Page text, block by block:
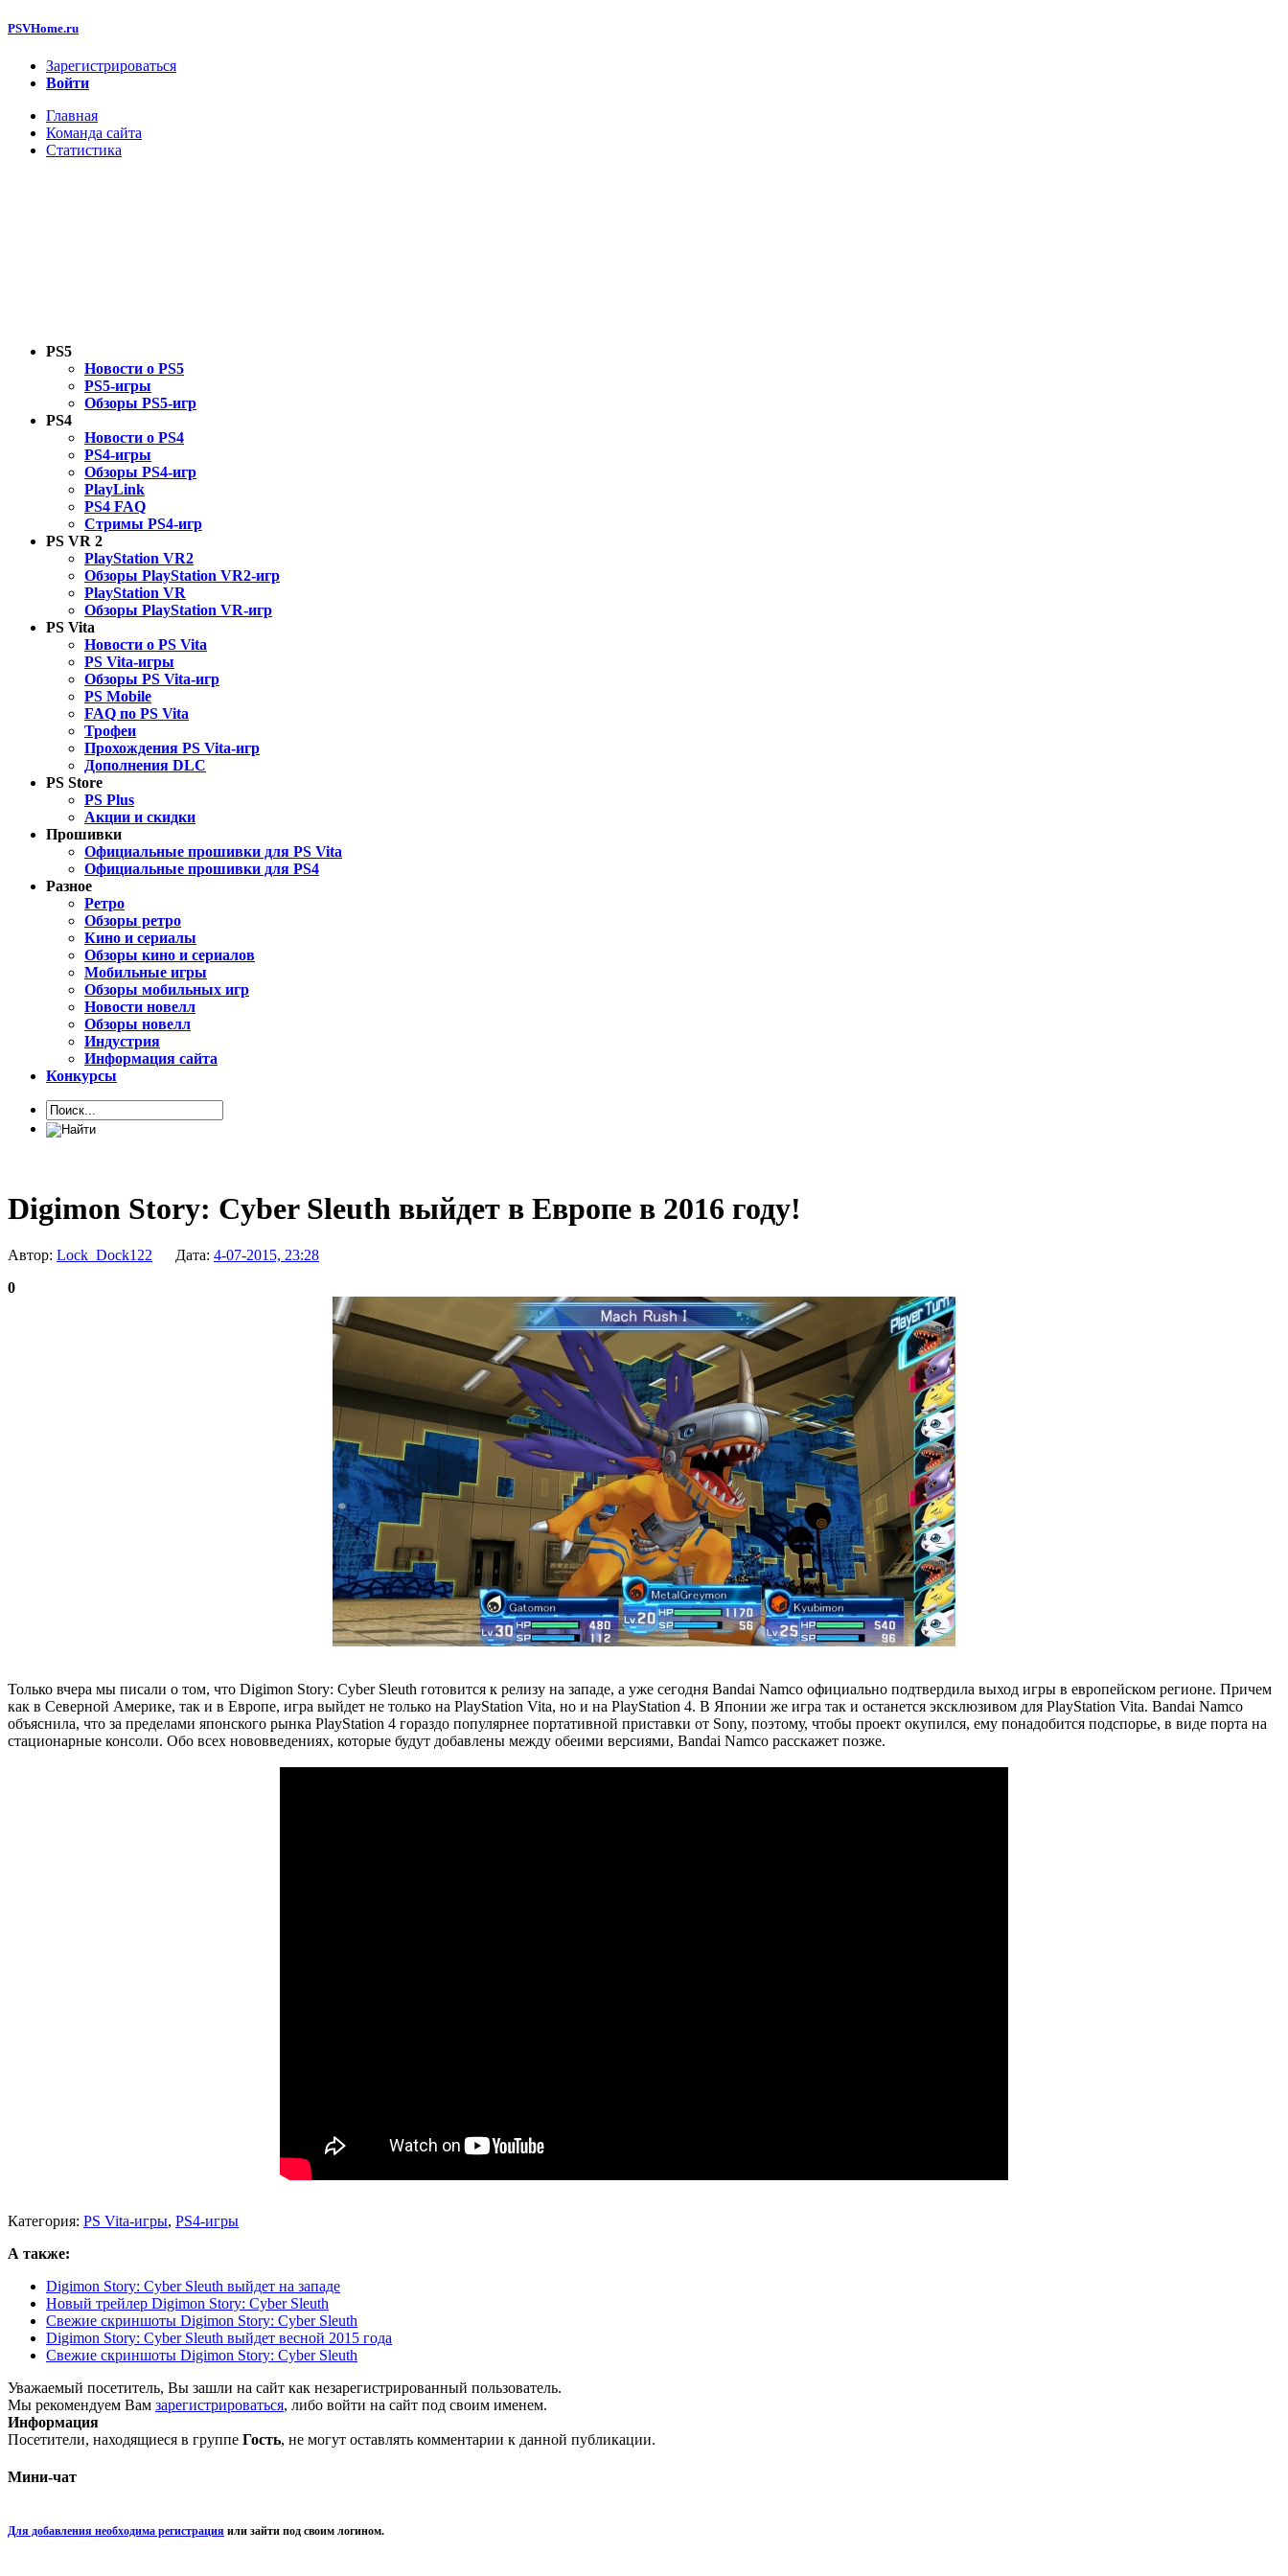
PSVHome.ru
Зарегистрироваться
Войти
Главная
Команда сайта
Статистика
PS5
Новости о PS5
PS5-игры
Обзоры PS5-игр
PS4
Новости о PS4
PS4-игры
Обзоры PS4-игр
PlayLink
PS4 FAQ
Стримы PS4-игр
PS VR 2
PlayStation VR2
Обзоры PlayStation VR2-игр
PlayStation VR
Обзоры PlayStation VR-игр
PS Vita
Новости о PS Vita
PS Vita-игры
Обзоры PS Vita-игр
PS Mobile
FAQ по PS Vita
Трофеи
Прохождения PS Vita-игр
Дополнения DLC
PS Store
PS Plus
Акции и скидки
Прошивки
Официальные прошивки для PS Vita
Официальные прошивки для PS4
Разное
Ретро
Обзоры ретро
Кино и сериалы
Обзоры кино и сериалов
Мобильные игры
Обзоры мобильных игр
Новости новелл
Обзоры новелл
Индустрия
Информация сайта
Конкурсы
Digimon Story: Cyber Sleuth выйдет в Европе в 2016 году!
Автор: Lock_Dock122 Дата: 4-07-2015, 23:28
0
Только вчера мы писали о том, что Digimon Story: Cyber Sleuth готовится к релизу на западе, а уже сегодня Bandai Namco официально подтвердила выход игры в европейском регионе. Причем
как в Северной Америке, так и в Европе, игра выйдет не только на PlayStation Vita, но и на PlayStation 4. В Японии же игра так и останется эксклюзивом для PlayStation Vita. Bandai Namco
объяснила, что за пределами японского рынка PlayStation 4 гораздо популярнее портативной приставки от Sony, поэтому, чтобы проект окупился, ему понадобится подспорье, в виде порта на
стационарные консоли. Обо всех нововведениях, которые будут добавлены между обеими версиями, Bandai Namco расскажет позже.
Категория: PS Vita-игры, PS4-игры
А также:
Digimon Story: Cyber Sleuth выйдет на западе
Новый трейлер Digimon Story: Cyber Sleuth
Свежие скриншоты Digimon Story: Cyber Sleuth
Digimon Story: Cyber Sleuth выйдет весной 2015 года
Свежие скриншоты Digimon Story: Cyber Sleuth
Уважаемый посетитель, Вы зашли на сайт как незарегистрированный пользователь.
Мы рекомендуем Вам зарегистрироваться, либо войти на сайт под своим именем.
Информация
Посетители, находящиеся в группе Гость, не могут оставлять комментарии к данной публикации.
Мини-чат
Для добавления необходима регистрация или зайти под своим логином.